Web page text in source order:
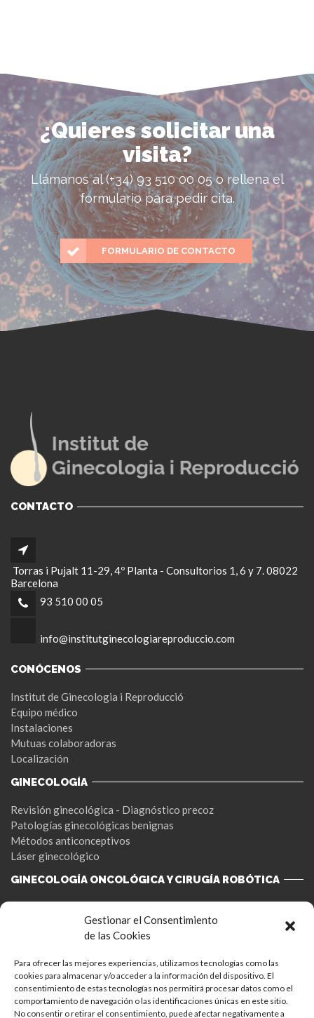
Gestionar el Consentimiento
de las Cookies
Para ofrecer las mejores experiencias, utilizamos tecnologías como las
cookies para almacenar y/o acceder a la información del dispositivo. El
consentimiento de estas tecnologías nos permitirá procesar datos como el
comportamiento de navegación o las identificaciones únicas en este sitio.
No consentir o retirar el consentimiento, puede afectar negativamente a
¿Quieres solicitar una
visita?
Llámanos al (+34) 93 510 00 05 o rellena el
formulario para pedir cita.
FORMULARIO DE CONTACTO
CONTACTO
Torras i Pujalt 11-29, 4º Planta - Consultorios 1, 6 y 7. 08022
Barcelona
93 510 00 05
info@institutginecologiareproduccio.com
CONÓCENOS
Institut de Ginecologia i Reproducció
Equipo médico
Instalaciones
Mutuas colaboradoras
Localización
GINECOLOGÍA
Revisión ginecológica - Diagnóstico precoz
Patologías ginecológicas benignas
Métodos anticonceptivos
Láser ginecológico
GINECOLOGÍA ONCOLÓGICA Y CIRUGÍA ROBÓTICA
Cáncer de cuello uterino
Cáncer de endometrio
Cirugía robótica
FERTILIDAD